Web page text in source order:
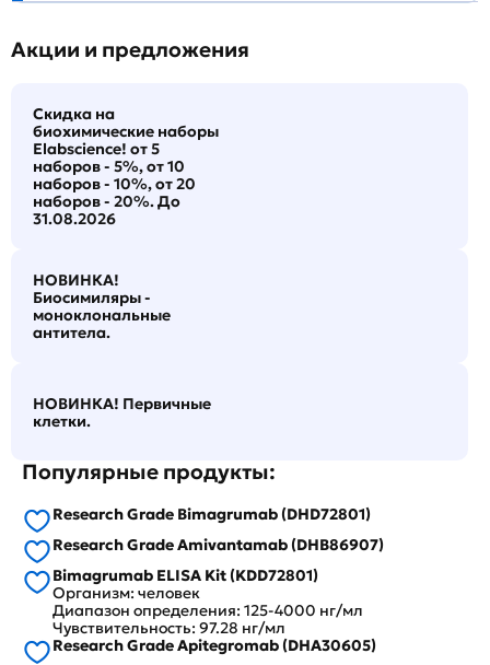
Акции и предложения
Скидка на
биохимические наборы
Elabscience! от 5
наборов - 5%, от 10
наборов - 10%, от 20
наборов - 20%. До
31.08.2026
НОВИНКА!
Биосимиляры -
моноклональные
антитела.
НОВИНКА! Первичные
клетки.
Популярные продукты:
Research Grade Bimagrumab (DHD72801)
Research Grade Amivantamab (DHB86907)
Bimagrumab ELISA Kit (KDD72801)
Организм: человек
Диапазон определения: 125-4000 нг/мл
Чувствительность: 97.28 нг/мл
Research Grade Apitegromab (DHA30605)